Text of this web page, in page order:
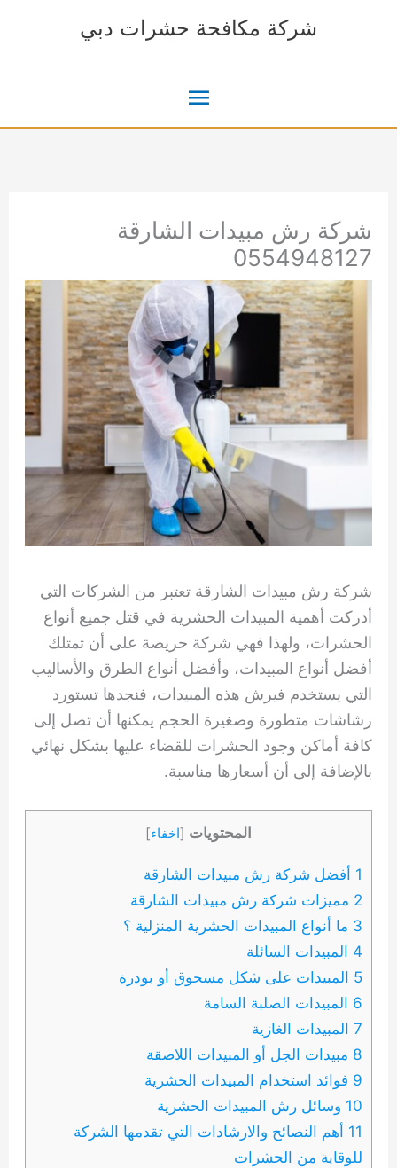
شركة مكافحة حشرات دبي
القائمة
شركة رش مبيدات الشارقة
0554948127
شركة رش مبيدات الشارقة تعتبر من الشركات التي
أدركت أهمية المبيدات الحشرية في قتل جميع أنواع
الحشرات، ولهذا فهي شركة حريصة على أن تمتلك
أفضل أنواع المبيدات، وأفضل أنواع الطرق والأساليب
التي يستخدم فيرش هذه المبيدات، فنجدها تستورد
رشاشات متطورة وصغيرة الحجم يمكنها أن تصل إلى
كافة أماكن وجود الحشرات للقضاء عليها بشكل نهائي
بالإضافة إلى أن أسعارها مناسبة.
المحتويات [اخفاء]
1 أفضل شركة رش مبيدات الشارقة
2 مميزات شركة رش مبيدات الشارقة
3 ما أنواع المبيدات الحشرية المنزلية ؟
4 المبيدات السائلة
5 المبيدات على شكل مسحوق أو بودرة
6 المبيدات الصلبة السامة
7 المبيدات الغازية
8 مبيدات الجل أو المبيدات اللاصقة
9 فوائد استخدام المبيدات الحشرية
10 وسائل رش المبيدات الحشرية
11 أهم النصائح والارشادات التي تقدمها الشركة
للوقاية من الحشرات